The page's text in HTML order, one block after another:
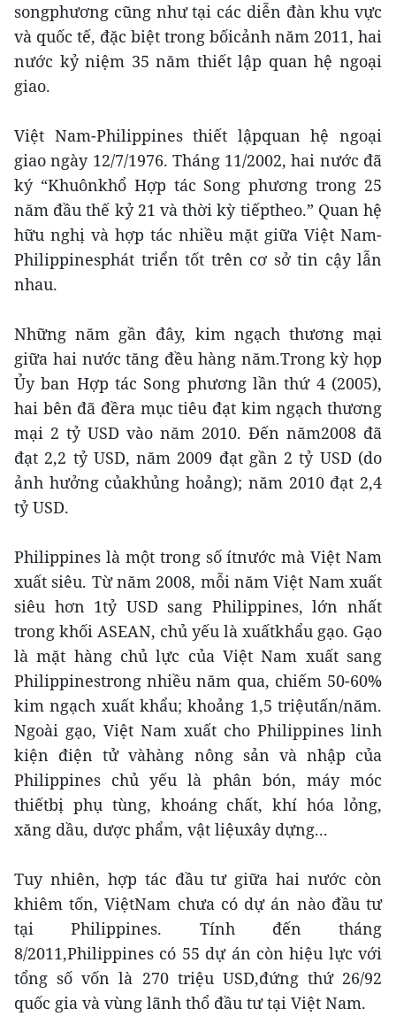
songphương cũng như tại các diễn đàn khu vực
và quốc tế, đặc biệt trong bốicảnh năm 2011, hai
nước kỷ niệm 35 năm thiết lập quan hệ ngoại
giao.
Việt Nam-Philippines thiết lậpquan hệ ngoại
giao ngày 12/7/1976. Tháng 11/2002, hai nước đã
ký “Khuônkhổ Hợp tác Song phương trong 25
năm đầu thế kỷ 21 và thời kỳ tiếptheo.” Quan hệ
hữu nghị và hợp tác nhiều mặt giữa Việt Nam-
Philippinesphát triển tốt trên cơ sở tin cậy lẫn
nhau.
Những năm gần đây, kim ngạch thương mại
giữa hai nước tăng đều hàng năm.Trong kỳ họp
Ủy ban Hợp tác Song phương lần thứ 4 (2005),
hai bên đã đềra mục tiêu đạt kim ngạch thương
mại 2 tỷ USD vào năm 2010. Đến năm2008 đã
đạt 2,2 tỷ USD, năm 2009 đạt gần 2 tỷ USD (do
ảnh hưởng củakhủng hoảng); năm 2010 đạt 2,4
tỷ USD.
Philippines là một trong số ítnước mà Việt Nam
xuất siêu. Từ năm 2008, mỗi năm Việt Nam xuất
siêu hơn 1tỷ USD sang Philippines, lớn nhất
trong khối ASEAN, chủ yếu là xuấtkhẩu gạo. Gạo
là mặt hàng chủ lực của Việt Nam xuất sang
Philippinestrong nhiều năm qua, chiếm 50-60%
kim ngạch xuất khẩu; khoảng 1,5 triệutấn/năm.
Ngoài gạo, Việt Nam xuất cho Philippines linh
kiện điện tử vàhàng nông sản và nhập của
Philippines chủ yếu là phân bón, máy móc
thiếtbị phụ tùng, khoáng chất, khí hóa lỏng,
xăng dầu, dược phẩm, vật liệuxây dựng...
Tuy nhiên, hợp tác đầu tư giữa hai nước còn
khiêm tốn, ViệtNam chưa có dự án nào đầu tư
tại Philippines. Tính đến tháng
8/2011,Philippines có 55 dự án còn hiệu lực với
tổng số vốn là 270 triệu USD,đứng thứ 26/92
quốc gia và vùng lãnh thổ đầu tư tại Việt Nam.